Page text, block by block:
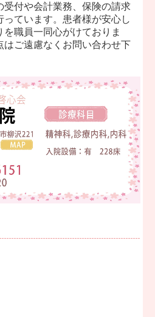
受付や会計業務、保険の請求
ています。患者様が安心し
職員一同心がけておりま
はご遠慮なくお問い合わせ下